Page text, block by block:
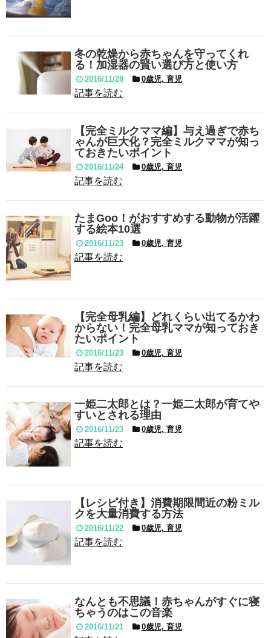
冬の乾燥から赤ちゃんを守ってくれ
る！加湿器の賢い選び方と使い方
2016/11/28 0歳児, 育児
記事を読む
【完全ミルクママ編】与え過ぎで赤ち
ゃんが巨大化？完全ミルクママが知っ
ておきたいポイント
2016/11/24 0歳児, 育児
記事を読む
たまGoo！がおすすめする動物が活躍
する絵本10選
2016/11/23 0歳児, 育児
記事を読む
【完全母乳編】どれくらい出てるかわ
からない！完全母乳ママが知っておき
たいポイント
2016/11/23 0歳児, 育児
記事を読む
一姫二太郎とは？一姫二太郎が育てや
すいとされる理由
2016/11/23 0歳児, 育児
記事を読む
【レシピ付き】消費期限間近の粉ミル
クを大量消費する方法
2016/11/22 0歳児, 育児
記事を読む
なんとも不思議！赤ちゃんがすぐに寝
ちゃうのはこの音楽
2016/11/21 0歳児, 育児